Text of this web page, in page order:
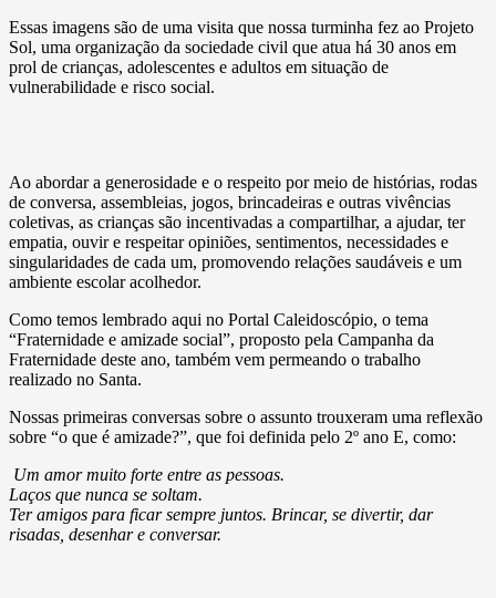
Essas imagens são de uma visita que nossa turminha fez ao Projeto
Sol, uma organização da sociedade civil que atua há 30 anos em
prol de crianças, adolescentes e adultos em situação de
vulnerabilidade e risco social.
Ao abordar a generosidade e o respeito por meio de histórias, rodas
de conversa, assembleias, jogos, brincadeiras e outras vivências
coletivas, as crianças são incentivadas a compartilhar, a ajudar, ter
empatia, ouvir e respeitar opiniões, sentimentos, necessidades e
singularidades de cada um, promovendo relações saudáveis e um
ambiente escolar acolhedor.
Como temos lembrado aqui no Portal Caleidoscópio, o tema
“Fraternidade e amizade social”, proposto pela Campanha da
Fraternidade deste ano, também vem permeando o trabalho
realizado no Santa.
Nossas primeiras conversas sobre o assunto trouxeram uma reflexão
sobre “o que é amizade?”, que foi definida pelo 2º ano E, como:
Um amor muito forte entre as pessoas.
Laços que nunca se soltam.
Ter amigos para ficar sempre juntos. Brincar, se divertir, dar
risadas, desenhar e conversar.